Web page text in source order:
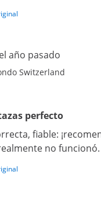
el año pasado
Switzerland
perfecto
fiable:
no funcionó.